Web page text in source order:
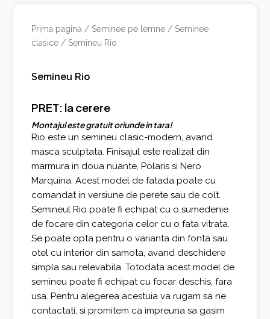
Prima pagină / Seminee pe lemne / Seminee
clasice / Semineu Rio
Semineu Rio
PRET: la cerere
Montajul este gratuit oriunde in tara!
Rio este un semineu clasic-modern, avand
masca sculptata. Finisajul este realizat din
marmura in doua nuante, Polaris si Nero
Marquina. Acest model de fatada poate cu
comandat in versiune de perete sau de colt.
Semineul Rio poate fi echipat cu o sumedenie
de focare din categoria celor cu o fata vitrata.
Se poate opta pentru o varianta din fonta sau
otel cu interior din samota, avand deschidere
simpla sau relevabila. Totodata acest model de
semineu poate fi echipat cu focar deschis, fara
usa. Pentru alegerea acestuia va rugam sa ne
contactati, si promitem ca impreuna sa gasim